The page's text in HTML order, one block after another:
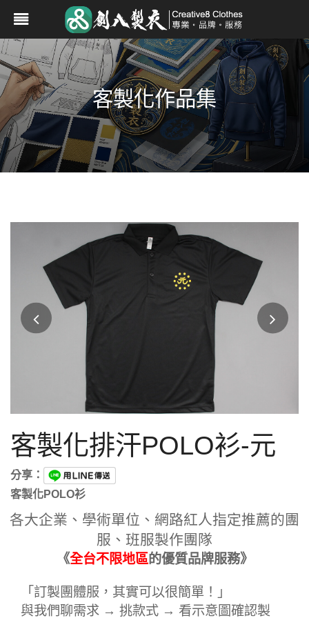
客製化作品集
客製化排汗POLO衫-元
分享：
客製化POLO衫
各大企業、學術單位、網路紅人指定推薦的團
服、班服製作團隊
《全台不限地區的優質品牌服務》
「訂製團體服，其實可以很簡單！」
與我們聊需求 → 挑款式 → 看示意圖確認製